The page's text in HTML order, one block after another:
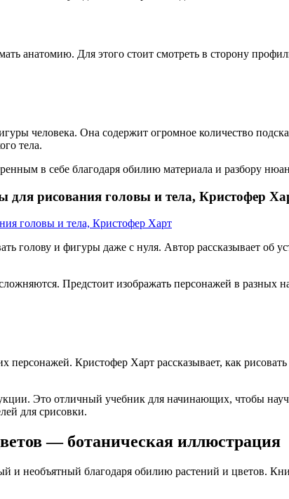
анатомию. Для этого стоит смотреть в сторону
человека. Она содержит огромное количество
тела.
в себе благодаря обилию материала и разбору
рисования головы и тела, Кристофер
и фигуры даже с нуля. Автор рассказывает об
Предстоит изображать персонажей в разных
Кристофер Харт рассказывает, как
Это отличный учебник для начинающих, чтобы
для срисовки.
— ботаническая иллюстрация
и необъятный благодаря обилию растений и цветов.